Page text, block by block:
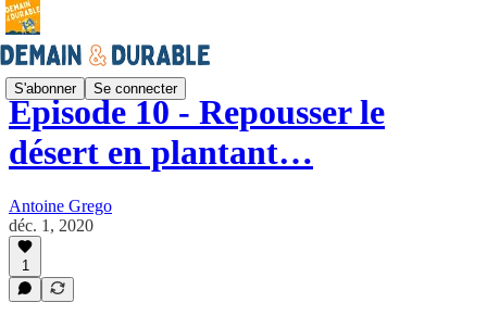
S'abonner Se connecter
Épisode 10 - Repousser le
désert en plantant…
Antoine Grego
déc. 1, 2020
1